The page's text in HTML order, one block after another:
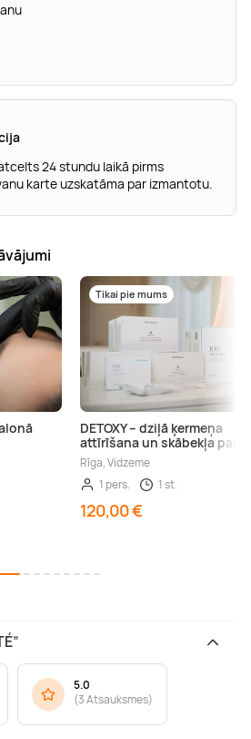
24 stundu laikā pirms
karte uzskatāma par izmantotu.
Tikai pie mums
DETOXY – dziļā ķermeņa
attīrīšana un skābekļa
Rīga, Vidzeme
1 pers.
1 st.
120,00 €
5.0
(3 Atsauksmes)